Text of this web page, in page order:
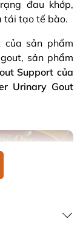
đau khớp,
tái tạo tế bào.
sản phẩm
sản phẩm
Support của
Urinary Gout